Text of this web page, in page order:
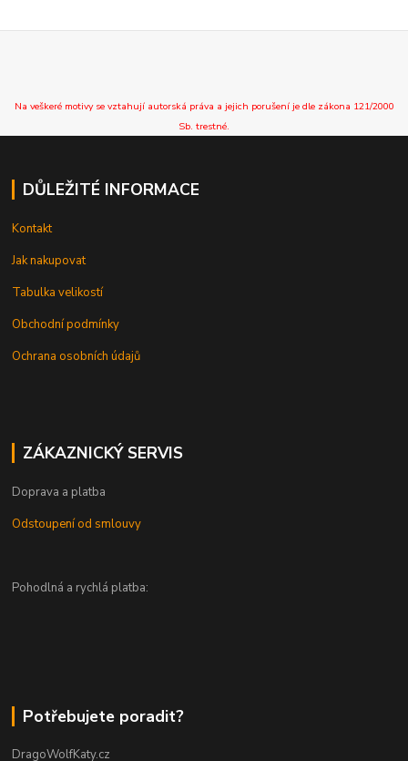
Na veškeré motivy se vztahují autorská práva a jejich porušení je dle zákona 121/2000
Sb. trestné.
DŮLEŽITÉ INFORMACE
Kontakt
Jak nakupovat
Tabulka velikostí
Obchodní podmínky
Ochrana osobních údajů
ZÁKAZNICKÝ SERVIS
Doprava a platba
Odstoupení od smlouvy
Pohodlná a rychlá platba:
Potřebujete poradit?
DragoWolfKaty.cz